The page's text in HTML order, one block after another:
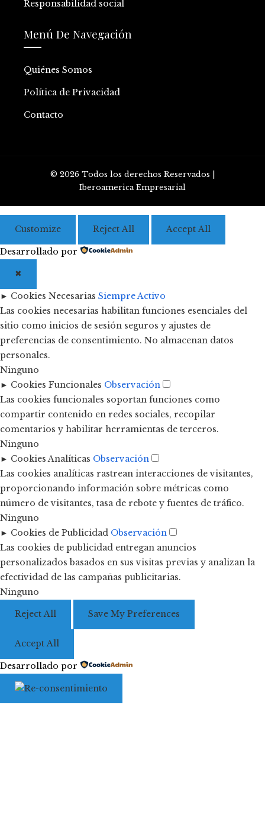
Responsabilidad social
Menú De Navegación
Quiénes Somos
Política de Privacidad
Contacto
© 2026 Todos los derechos Reservados |
Iberoamerica Empresarial
Customize Reject All Accept All
Desarrollado por
✖
► Cookies Necesarias Siempre Activo
Las cookies necesarias habilitan funciones esenciales del
sitio como inicios de sesión seguros y ajustes de
preferencias de consentimiento. No almacenan datos
personales.
Ninguno
► Cookies Funcionales Observación
Las cookies funcionales soportan funciones como
compartir contenido en redes sociales, recopilar
comentarios y habilitar herramientas de terceros.
Ninguno
► Cookies Analíticas Observación
Las cookies analíticas rastrean interacciones de visitantes,
proporcionando información sobre métricas como
número de visitantes, tasa de rebote y fuentes de tráfico.
Ninguno
► Cookies de Publicidad Observación
Las cookies de publicidad entregan anuncios
personalizados basados en sus visitas previas y analizan la
efectividad de las campañas publicitarias.
Ninguno
Reject All Save My Preferences
Accept All
Desarrollado por